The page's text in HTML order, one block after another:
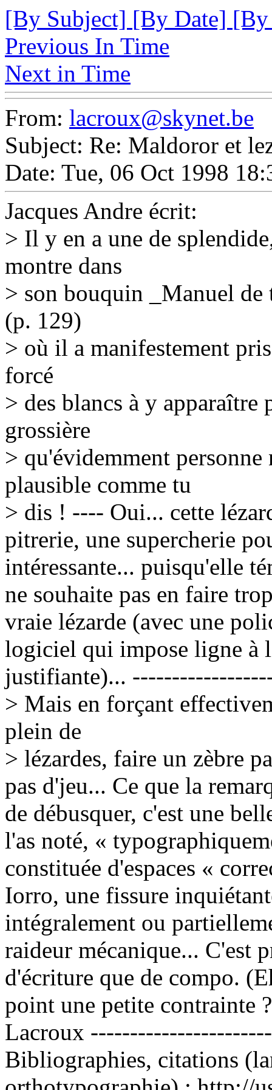
[By Subject] [By Date]
Previous In Time
Next in Time
From: lacroux@skynet.be
Subject: Re: Maldoror et
Date: Tue, 06 Oct 1998
Jacques Andre écrit:
> Il y en a une de
montre dans
> son bouquin _Manuel de
(p. 129)
> où il a manifestement
forcé
> des blancs à y
grossière
> qu'évidemment personne
plausible comme tu
> dis ! ---- Oui... cette
pitrerie, une supercherie
intéressante... puisqu'elle
ne souhaite pas en faire
vraie lézarde (avec une
logiciel qui impose ligne à
justifiante)...
> Mais en forçant
plein de
> lézardes, faire un zèbre
pas d'jeu... Ce que la
de débusquer, c'est une
l'as noté, «
constituée d'espaces «
Iorro, une fissure
intégralement ou
raideur mécanique... C'est
d'écriture que de compo.
point une petite contrainte
Lacroux
Bibliographies, citations